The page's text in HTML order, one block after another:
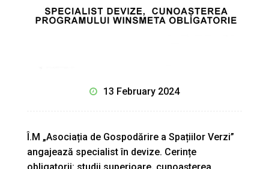
13 February 2024
Î.M „Asociația de Gospodărire a Spațiilor Verzi”
angajează specialist în devize. Cerințe